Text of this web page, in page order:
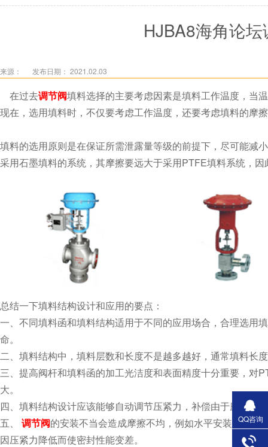
HJBA8海角论
来源： 发布日期： 2021.02.03
在过去调节阀填料选择的主要考虑因素是填料工作温度，
现在，选用填料时，不仅要考虑工作温度，还要考虑填料的摩
填料的选用原则是在保证所需泄露量等级的前提下，尽可能减小摩
采用石墨填料的系统，其摩擦要远大于采用PTFE填料系统，因
总结一下填料结构设计和应用的要点：
一、不同填料函和填料结构适用于不同的应用场合，合理
命。
二、填料结构中，填料层数和长度不是越多越好，通常填料长
三、提高阀杆和填料函的加工光洁度和表面精度十分重要，对
大。
四、填料结构设计应该能够自动调节压紧力，补偿由于磨损等
五、 调节阀的安装不当会造成摩擦不均，例如水平安装时阀杆自
因压紧力降低而使密封性能变差。
QQ咨询